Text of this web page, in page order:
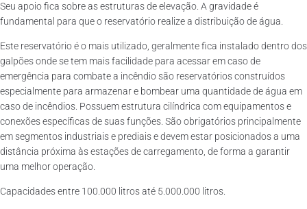
Seu apoio fica sobre as estruturas de elevação. A gravidade é
fundamental para que o reservatório realize a distribuição de água.
Este reservatório é o mais utilizado, geralmente fica instalado dentro dos
galpões onde se tem mais facilidade para acessar em caso de
emergência para combate a incêndio são reservatórios construídos
especialmente para armazenar e bombear uma quantidade de água em
caso de incêndios. Possuem estrutura cilíndrica com equipamentos e
conexões específicas de suas funções. São obrigatórios principalmente
em segmentos industriais e prediais e devem estar posicionados a uma
distância próxima às estações de carregamento, de forma a garantir
uma melhor operação.
Capacidades entre 100.000 litros até 5.000.000 litros.